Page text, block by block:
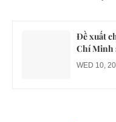
Đề xuất
Chí Minh
WED 10,